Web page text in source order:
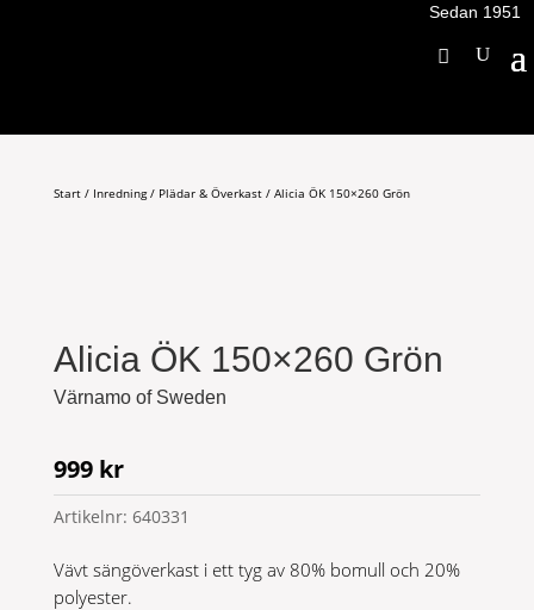
Sedan 1951
Start/ Inredning/ Plädar & Överkast/ Alicia ÖK 150×260 Grön
Alicia ÖK 150×260 Grön
Värnamo of Sweden
999 kr
Artikelnr: 640331
Vävt sängöverkast i ett tyg av 80% bomull och 20%
polyester.